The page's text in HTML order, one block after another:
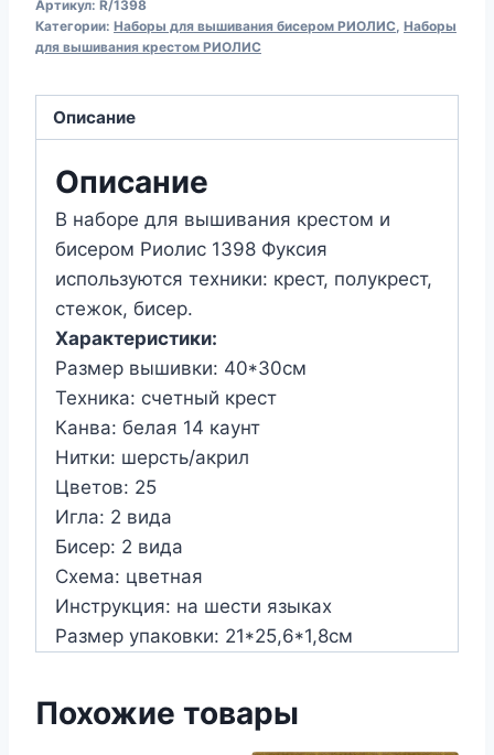
для
вышивания
бисером
1398
Фуксия
Артикул: R/1398
Категории: Наборы для вышивания бисером РИОЛИС Наборы
для вышивания крестом РИОЛИС
Описание
Описание
В наборе для вышивания крестом и
бисером Риолис 1398 Фуксия
используются техники: крест, полукрест,
стежок, бисер.
Характеристики:
Размер вышивки: 40*30см
Техника: счетный крест
Канва: белая 14 каунт
Нитки: шерсть/акрил
Цветов: 25
Игла: 2 вида
Бисер: 2 вида
Схема: цветная
Инструкция: на шести языках
Размер упаковки: 21*25,6*1,8см
Похожие товары